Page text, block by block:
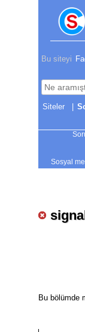
Bu siteyi
|
Sosyal
Bu bölümde